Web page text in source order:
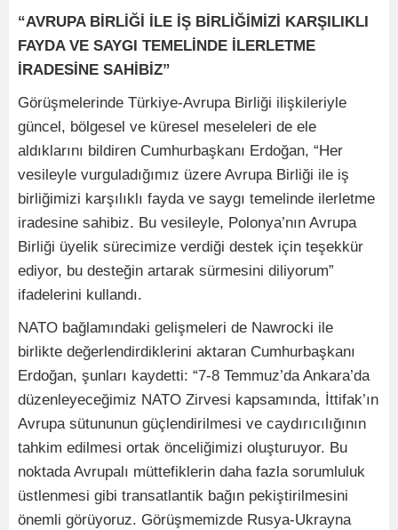
“AVRUPA BİRLİĞİ İLE İŞ BİRLİĞİMİZİ KARŞILIKLI
FAYDA VE SAYGI TEMELİNDE İLERLETME
İRADESİNE SAHİBİZ”
Görüşmelerinde Türkiye-Avrupa Birliği ilişkileriyle
güncel, bölgesel ve küresel meseleleri de ele
aldıklarını bildiren Cumhurbaşkanı Erdoğan, “Her
vesileyle vurguladığımız üzere Avrupa Birliği ile iş
birliğimizi karşılıklı fayda ve saygı temelinde ilerletme
iradesine sahibiz. Bu vesileyle, Polonya’nın Avrupa
Birliği üyelik sürecimize verdiği destek için teşekkür
ediyor, bu desteğin artarak sürmesini diliyorum”
ifadelerini kullandı.
NATO bağlamındaki gelişmeleri de Nawrocki ile
birlikte değerlendirdiklerini aktaran Cumhurbaşkanı
Erdoğan, şunları kaydetti: “7-8 Temmuz’da Ankara’da
düzenleyeceğimiz NATO Zirvesi kapsamında, İttifak’ın
Avrupa sütununun güçlendirilmesi ve caydırıcılığının
tahkim edilmesi ortak önceliğimizi oluşturuyor. Bu
noktada Avrupalı müttefiklerin daha fazla sorumluluk
üstlenmesi gibi transatlantik bağın pekiştirilmesini
önemli görüyoruz. Görüşmemizde Rusya-Ukrayna